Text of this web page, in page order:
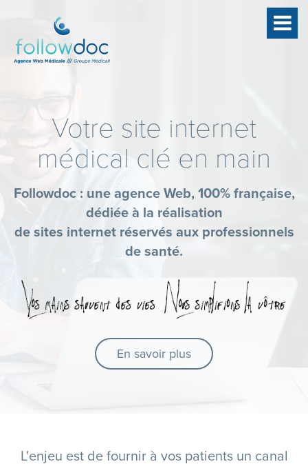
Votre site internet
médical clé en main
Followdoc : une agence Web, 100% française,
dédiée à la réalisation
de sites internet réservés aux professionnels
de santé.
En savoir plus
L'enjeu est de fournir à vos patients un canal